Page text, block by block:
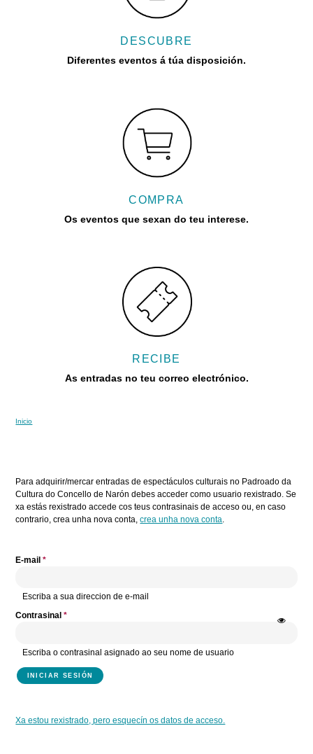
DESCUBRE
Diferentes eventos á túa disposición.
COMPRA
Os eventos que sexan do teu interese.
RECIBE
As entradas no teu correo electrónico.
Vostede está aquí
Inicio
Para adquirir/mercar entradas de espectáculos culturais no Padroado da
Cultura do Concello de Narón debes acceder como usuario rexistrado. Se
xa estás rexistrado accede cos teus contrasinais de acceso ou, en caso
contrario, crea unha nova conta,crea unha nova conta
E-mail*
Escriba a sua direccion de e-mail
Contrasinal*
Escriba o contrasinal asignado ao seu nome de usuario
Xa estou rexistrado, pero esquecín os datos de acceso.